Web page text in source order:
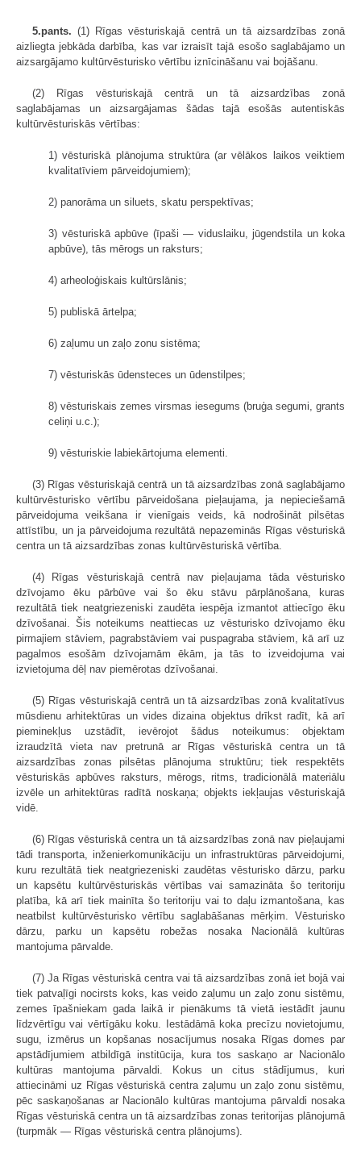
5.pants. (1) Rīgas vēsturiskajā centrā un tā aizsardzības zonā
aizliegta jebkāda darbība, kas var izraisīt tajā esošo saglabājamo un
aizsargājamo kultūrvēsturisko vērtību iznīcināšanu vai bojāšanu.
(2) Rīgas vēsturiskajā centrā un tā aizsardzības zonā
saglabājamas un aizsargājamas šādas tajā esošās autentiskās
kultūrvēsturiskās vērtības:
1) vēsturiskā plānojuma struktūra (ar vēlākos laikos veiktiem
kvalitatīviem pārveidojumiem);
2) panorāma un siluets, skatu perspektīvas;
3) vēsturiskā apbūve (īpaši — viduslaiku, jūgendstila un koka
apbūve), tās mērogs un raksturs;
4) arheoloģiskais kultūrslānis;
5) publiskā ārtelpa;
6) zaļumu un zaļo zonu sistēma;
7) vēsturiskās ūdensteces un ūdenstilpes;
8) vēsturiskais zemes virsmas iesegums (bruģa segumi, grants
celiņi u.c.);
9) vēsturiskie labiekārtojuma elementi.
(3) Rīgas vēsturiskajā centrā un tā aizsardzības zonā saglabājamo
kultūrvēsturisko vērtību pārveidošana pieļaujama, ja nepieciešamā
pārveidojuma veikšana ir vienīgais veids, kā nodrošināt pilsētas
attīstību, un ja pārveidojuma rezultātā nepazeminās Rīgas vēsturiskā
centra un tā aizsardzības zonas kultūrvēsturiskā vērtība.
(4) Rīgas vēsturiskajā centrā nav pieļaujama tāda vēsturisko
dzīvojamo ēku pārbūve vai šo ēku stāvu pārplānošana, kuras
rezultātā tiek neatgriezeniski zaudēta iespēja izmantot attiecīgo ēku
dzīvošanai. Šis noteikums neattiecas uz vēsturisko dzīvojamo ēku
pirmajiem stāviem, pagrabstāviem vai puspagraba stāviem, kā arī uz
pagalmos esošām dzīvojamām ēkām, ja tās to izveidojuma vai
izvietojuma dēļ nav piemērotas dzīvošanai.
(5) Rīgas vēsturiskajā centrā un tā aizsardzības zonā kvalitatīvus
mūsdienu arhitektūras un vides dizaina objektus drīkst radīt, kā arī
pieminekļus uzstādīt, ievērojot šādus noteikumus: objektam
izraudzītā vieta nav pretrunā ar Rīgas vēsturiskā centra un tā
aizsardzības zonas pilsētas plānojuma struktūru; tiek respektēts
vēsturiskās apbūves raksturs, mērogs, ritms, tradicionālā materiālu
izvēle un arhitektūras radītā noskaņa; objekts iekļaujas vēsturiskajā
vidē.
(6) Rīgas vēsturiskā centra un tā aizsardzības zonā nav pieļaujami
tādi transporta, inženierkomunikāciju un infrastruktūras pārveidojumi,
kuru rezultātā tiek neatgriezeniski zaudētas vēsturisko dārzu, parku
un kapsētu kultūrvēsturiskās vērtības vai samazināta šo teritoriju
platība, kā arī tiek mainīta šo teritoriju vai to daļu izmantošana, kas
neatbilst kultūrvēsturisko vērtību saglabāšanas mērķim. Vēsturisko
dārzu, parku un kapsētu robežas nosaka Nacionālā kultūras
mantojuma pārvalde.
(7) Ja Rīgas vēsturiskā centra vai tā aizsardzības zonā iet bojā vai
tiek patvaļīgi nocirsts koks, kas veido zaļumu un zaļo zonu sistēmu,
zemes īpašniekam gada laikā ir pienākums tā vietā iestādīt jaunu
līdzvērtīgu vai vērtīgāku koku. Iestādāmā koka precīzu novietojumu,
sugu, izmērus un kopšanas nosacījumus nosaka Rīgas domes par
apstādījumiem atbildīgā institūcija, kura tos saskaņo ar Nacionālo
kultūras mantojuma pārvaldi. Kokus un citus stādījumus, kuri
attiecināmi uz Rīgas vēsturiskā centra zaļumu un zaļo zonu sistēmu,
pēc saskaņošanas ar Nacionālo kultūras mantojuma pārvaldi nosaka
Rīgas vēsturiskā centra un tā aizsardzības zonas teritorijas plānojumā
(turpmāk — Rīgas vēsturiskā centra plānojums).